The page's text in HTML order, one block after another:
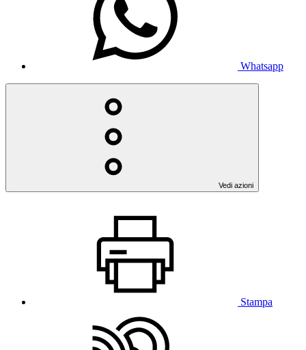
Whatsapp
Vedi azioni
Stampa